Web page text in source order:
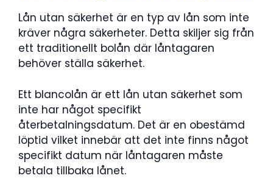
Lån utan säkerhet är en typ av lån som inte
kräver några säkerheter. Detta skiljer sig från
ett traditionellt bolån där låntagaren
behöver ställa säkerhet.
Ett blancolån är ett lån utan säkerhet som
inte har något specifikt
återbetalningsdatum. Det är en obestämd
löptid vilket innebär att det inte finns något
specifikt datum när låntagaren måste
betala tillbaka lånet.